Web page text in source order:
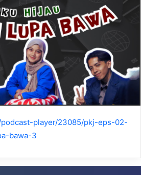
player/23085/pkj-eps-02-
bawa-3